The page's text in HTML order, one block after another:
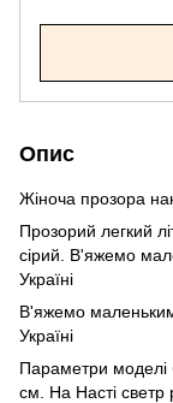
Опис
Жіноча прозора
Прозорий легкий
сірий. В'яжемо
Україні
В'яжемо
Україні
Параметри моделі
см. На Насті светр